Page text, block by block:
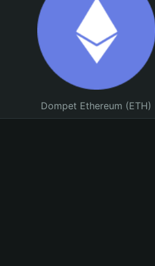
Dompet Ethereum (ETH)